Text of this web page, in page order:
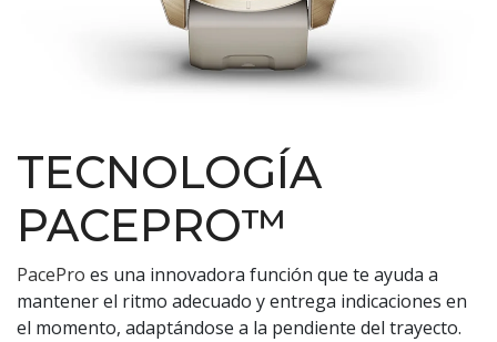
TECNOLOGÍA
PACEPRO™
PacePro es una innovadora función que te ayuda a
mantener el ritmo adecuado y entrega indicaciones en
el momento, adaptándose a la pendiente del trayecto.